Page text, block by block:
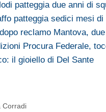
patteggia due anni di
patteggia sedici mesi
reclamo Mantova,
Procura Federale,
il gioiello di Del Sante
Corradi